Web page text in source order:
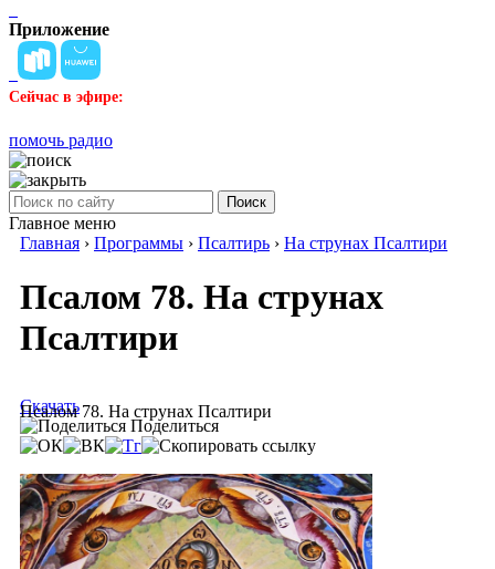
Приложение
Сейчас в эфире:
помочь радио
Поиск
Главное меню
Главная › Программы › Псалтирь › На струнах Псалтири
Псалом 78. На струнах
Псалтири
Псалом 78. На струнах Псалтири
Скачать
Поделиться